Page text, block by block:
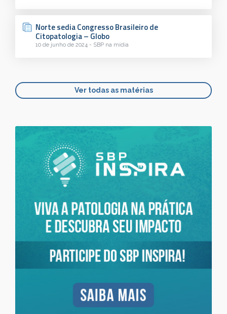
Norte sedia Congresso Brasileiro de
Citopatologia – Globo
10 de junho de 2024 - SBP na mídia
Ver todas as matérias